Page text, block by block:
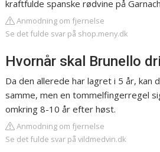
kraftfulde spanske rødvine på
Anmodning om fjernelse
Se det fulde svar på shop.meny.dk
Hvornår skal Brunello
Da den allerede har lagret i 5 år, kan
samme, men en tommelfingerregel
omkring 8-10 år efter høst.
Anmodning om fjernelse
Se det fulde svar på vildmedvin.dk